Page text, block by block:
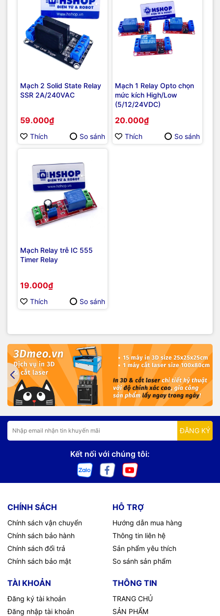
Mạch 2 Solid State Relay
SSR 2A/240VAC
59.000₫
Thích So sánh
Mạch 1 Relay Opto chọn
mức kích High/Low
(5/12/24VDC)
20.000₫
Thích So sánh
Mạch Relay trễ IC 555
Timer Relay
19.000₫
Thích So sánh
ĐĂNG KÝ
Kết nối với chúng tôi:
CHÍNH SÁCH
Chính sách vận chuyển
Chính sách bảo hành
Chính sách đổi trả
Chính sách bảo mật
HỖ TRỢ
Hướng dẫn mua hàng
Thông tin liên hệ
Sản phẩm yêu thích
So sánh sản phẩm
TÀI KHOẢN
Đăng ký tài khoản
Đăng nhập tài khoản
THÔNG TIN
TRANG CHỦ
SẢN PHẨM